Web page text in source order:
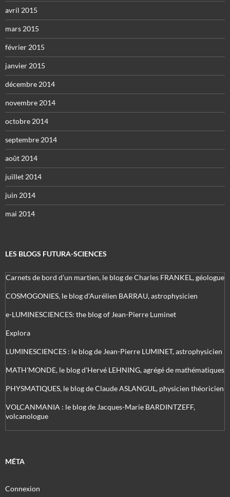
avril 2015
mars 2015
février 2015
janvier 2015
décembre 2014
novembre 2014
octobre 2014
septembre 2014
août 2014
juillet 2014
juin 2014
mai 2014
LES BLOGS FUTURA-SCIENCES
Carnets de bord d’un martien, le blog de Charles FRANKEL, géologue
COSMOGONIES, le blog d'Aurélien BARRAU, astrophysicien
e-LUMINESCIENCES: the blog of Jean-Pierre Luminet
Explora
LUMINESCIENCES : le blog de Jean-Pierre LUMINET, astrophysicien
MATH'MONDE, le blog d'Hervé LEHNING, agrégé de mathématiques
PHYSMATIQUES, le blog de Claude ASLANGUL, physicien théoricien
VOLCANMANIA : le blog de Jacques-Marie BARDINTZEFF,
volcanologue
MÉTA
Connexion